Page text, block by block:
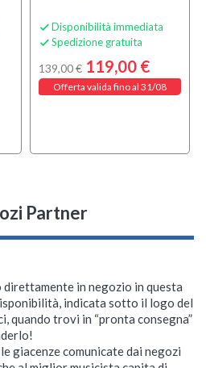
 Disponibilità immediata
 Spedizione gratuita
139,00 € 119,00 €
Offerta valida fino al 31/08
Partner
in negozio in questa
indicata sotto il logo del
quando trovi in “pronta consegna”
giacenze comunicate dai negozi